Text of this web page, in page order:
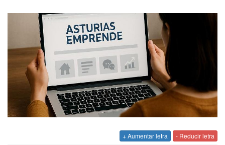
+ Aumentar letra - Reducir letra